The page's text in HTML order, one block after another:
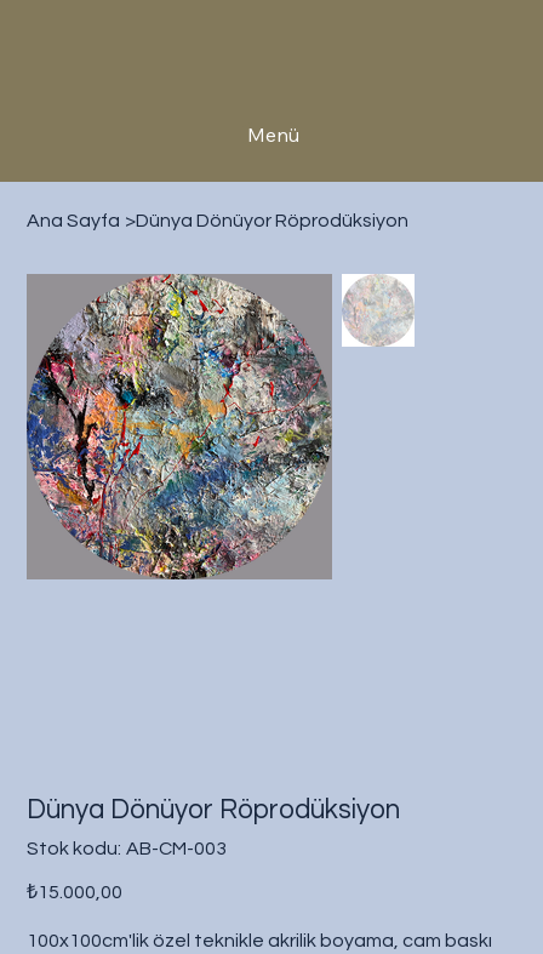
Menü
Ana Sayfa >Dünya Dönüyor Röprodüksiyon
Dünya Dönüyor Röprodüksiyon
Stok kodu:
Stok
kodu:
AB-CM-003
Fiyat
₺15.000,00
100x100cm'lik özel teknikle akrilik boyama, cam baskı